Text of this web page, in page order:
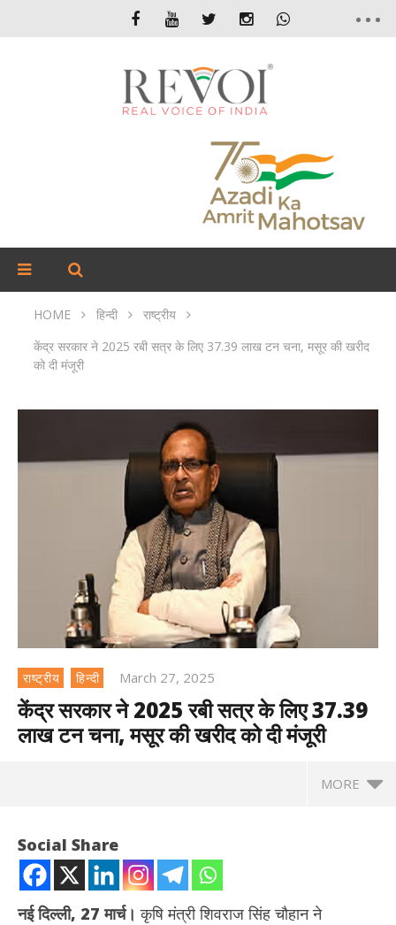
HOME हिन्दी
राष्ट्रीय
केंद्र सरकार ने 2025 रबी सत्र के लिए 37.39 लाख टन चना, मसूर की खरीद
को दी मंजूरी
राष्ट्रीय हिन्दी March 27, 2025
केंद्र सरकार ने 2025 रबी सत्र के लिए 37.39
लाख टन चना, मसूर की खरीद को दी मंजूरी
MORE
Social Share
नई दिल्ली, 27 मार्च। कृषि मंत्री शिवराज सिंह चौहान ने